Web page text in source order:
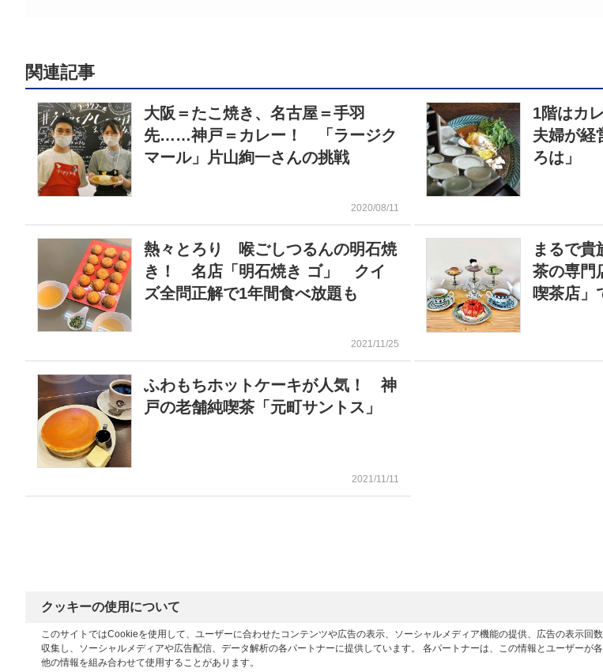
関連記事
大阪＝たこ焼き、名古屋＝手羽
先……神戸＝カレー！ 「ラージク
マール」片山絢一さんの挑戦
2020/08/11
1階はカ
夫婦が経
ろは」
熱々とろり 喉ごしつるんの明石焼
き！ 名店「明石焼き ゴ」 クイ
ズ全問正解で1年間食べ放題も
2021/11/25
まるで
茶の専
喫茶店」
ふわもちホットケーキが人気！ 神
戸の老舗純喫茶「元町サントス」
2021/11/11
クッキーの使用について
このサイトではCookieを使用して、ユーザーに合わせたコンテンツや広告の表示、ソーシャルメディア機能の提供、広告の表示
収集し、ソーシャルメディアや広告配信、データ解析の各パートナーに提供しています。 各パートナーは、この情報とユーザー
他の情報を組み合わせて使用することがあります。